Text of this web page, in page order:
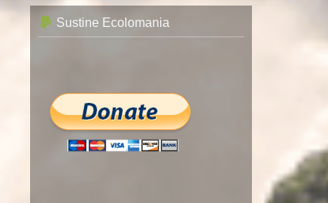
Sustine Ecolomania